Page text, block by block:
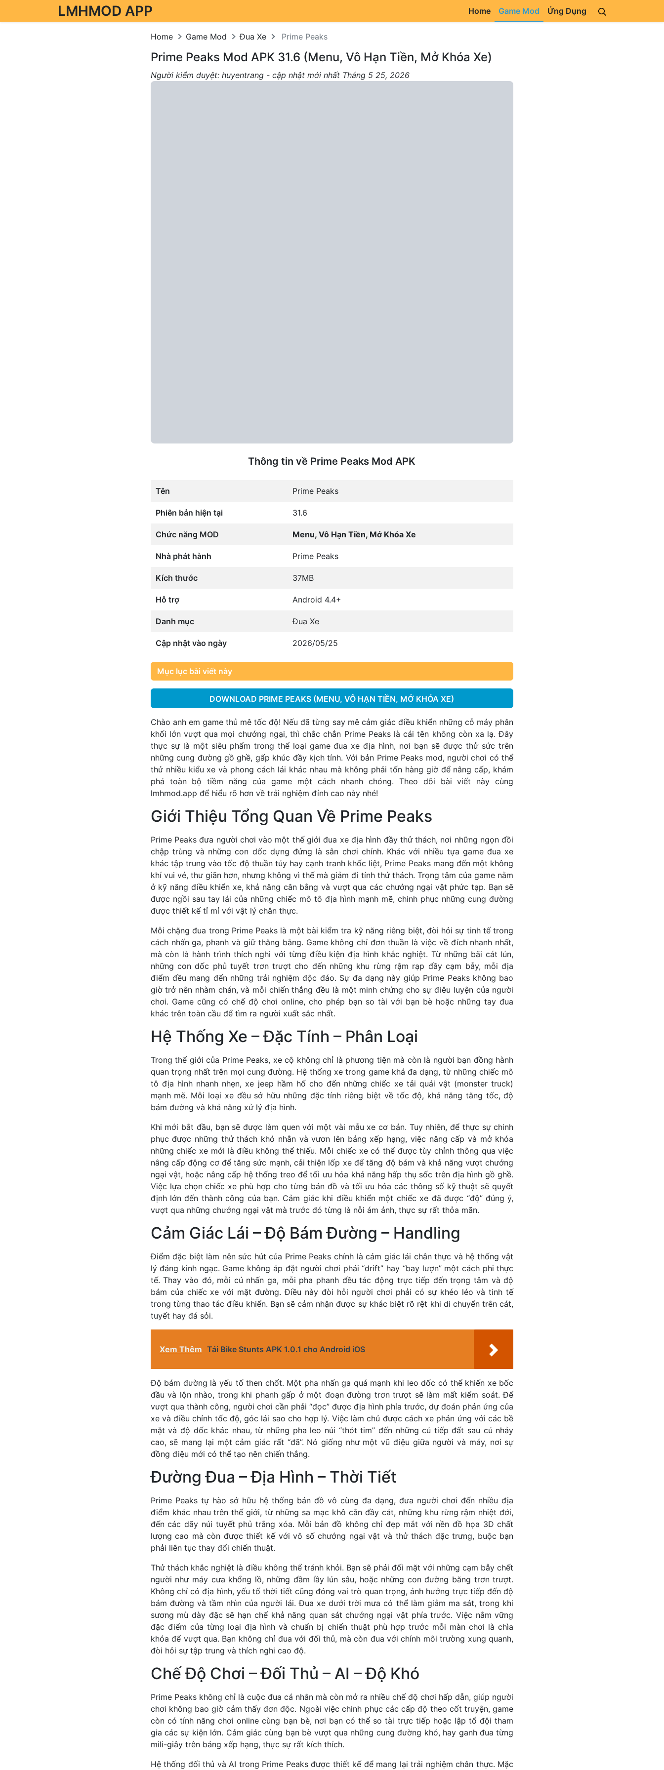
LMHMOD APP Home Game Mod Ứng Dụng
Home Game Mod Đua Xe Prime Peaks
Prime Peaks Mod APK 31.6 (Menu, Vô Hạn Tiền, Mở Khóa Xe)
Người kiểm duyệt: huyentrang - cập nhật mới nhất Tháng 5 25, 2026
Thông tin về Prime Peaks Mod APK
Tên Prime Peaks
Phiên bản hiện tại 31.6
Chức năng MOD Menu, Vô Hạn Tiền, Mở Khóa Xe
Nhà phát hành Prime Peaks
Kích thước 37MB
Hỗ trợ Android 4.4+
Danh mục Đua Xe
Cập nhật vào ngày 2026/05/25
Mục lục bài viết này
DOWNLOAD PRIME PEAKS (MENU, VÔ HẠN TIỀN, MỞ KHÓA XE)
Chào anh em game thủ mê tốc độ! Nếu đã từng say mê cảm giác điều khiển những cỗ máy phân
khối lớn vượt qua mọi chướng ngại, thì chắc chắn Prime Peaks là cái tên không còn xa lạ. Đây
thực sự là một siêu phẩm trong thể loại game đua xe địa hình, nơi bạn sẽ được thử sức trên
những cung đường gồ ghề, gấp khúc đầy kịch tính. Với bản Prime Peaks mod, người chơi có thể
thử nhiều kiểu xe và phong cách lái khác nhau mà không phải tốn hàng giờ để nâng cấp, khám
phá toàn bộ tiềm năng của game một cách nhanh chóng. Theo dõi bài viết này cùng
lmhmod.app để hiểu rõ hơn về trải nghiệm đỉnh cao này nhé!
Giới Thiệu Tổng Quan Về Prime Peaks
Prime Peaks đưa người chơi vào một thế giới đua xe địa hình đầy thử thách, nơi những ngọn đồi
chập trùng và những con dốc dựng đứng là sân chơi chính. Khác với nhiều tựa game đua xe
khác tập trung vào tốc độ thuần túy hay cạnh tranh khốc liệt, Prime Peaks mang đến một không
khí vui vẻ, thư giãn hơn, nhưng không vì thế mà giảm đi tính thử thách. Trọng tâm của game nằm
ở kỹ năng điều khiển xe, khả năng cân bằng và vượt qua các chướng ngại vật phức tạp. Bạn sẽ
được ngồi sau tay lái của những chiếc mô tô địa hình mạnh mẽ, chinh phục những cung đường
được thiết kế tỉ mỉ với vật lý chân thực.
Mỗi chặng đua trong Prime Peaks là một bài kiểm tra kỹ năng riêng biệt, đòi hỏi sự tinh tế trong
cách nhấn ga, phanh và giữ thăng bằng. Game không chỉ đơn thuần là việc về đích nhanh nhất,
mà còn là hành trình thích nghi với từng điều kiện địa hình khắc nghiệt. Từ những bãi cát lún,
những con dốc phủ tuyết trơn trượt cho đến những khu rừng rậm rạp đầy cạm bẫy, mỗi địa
điểm đều mang đến những trải nghiệm độc đáo. Sự đa dạng này giúp Prime Peaks không bao
giờ trở nên nhàm chán, và mỗi chiến thắng đều là một minh chứng cho sự điêu luyện của người
chơi. Game cũng có chế độ chơi online, cho phép bạn so tài với bạn bè hoặc những tay đua
khác trên toàn cầu để tìm ra người xuất sắc nhất.
Hệ Thống Xe – Đặc Tính – Phân Loại
Trong thế giới của Prime Peaks, xe cộ không chỉ là phương tiện mà còn là người bạn đồng hành
quan trọng nhất trên mọi cung đường. Hệ thống xe trong game khá đa dạng, từ những chiếc mô
tô địa hình nhanh nhẹn, xe jeep hầm hố cho đến những chiếc xe tải quái vật (monster truck)
mạnh mẽ. Mỗi loại xe đều sở hữu những đặc tính riêng biệt về tốc độ, khả năng tăng tốc, độ
bám đường và khả năng xử lý địa hình.
Khi mới bắt đầu, bạn sẽ được làm quen với một vài mẫu xe cơ bản. Tuy nhiên, để thực sự chinh
phục được những thử thách khó nhằn và vươn lên bảng xếp hạng, việc nâng cấp và mở khóa
những chiếc xe mới là điều không thể thiếu. Mỗi chiếc xe có thể được tùy chỉnh thông qua việc
nâng cấp động cơ để tăng sức mạnh, cải thiện lốp xe để tăng độ bám và khả năng vượt chướng
ngại vật, hoặc nâng cấp hệ thống treo để tối ưu hóa khả năng hấp thụ sốc trên địa hình gồ ghề.
Việc lựa chọn chiếc xe phù hợp cho từng bản đồ và tối ưu hóa các thông số kỹ thuật sẽ quyết
định lớn đến thành công của bạn. Cảm giác khi điều khiển một chiếc xe đã được “độ” đúng ý,
vượt qua những chướng ngại vật mà trước đó từng là nỗi ám ảnh, thực sự rất thỏa mãn.
Cảm Giác Lái – Độ Bám Đường – Handling
Điểm đặc biệt làm nên sức hút của Prime Peaks chính là cảm giác lái chân thực và hệ thống vật
lý đáng kinh ngạc. Game không áp đặt người chơi phải “drift” hay “bay lượn” một cách phi thực
tế. Thay vào đó, mỗi cú nhấn ga, mỗi pha phanh đều tác động trực tiếp đến trọng tâm và độ
bám của chiếc xe với mặt đường. Điều này đòi hỏi người chơi phải có sự khéo léo và tinh tế
trong từng thao tác điều khiển. Bạn sẽ cảm nhận được sự khác biệt rõ rệt khi di chuyển trên cát,
tuyết hay đá sỏi.
Xem Thêm Tải Bike Stunts APK 1.0.1 cho Android iOS
Độ bám đường là yếu tố then chốt. Một pha nhấn ga quá mạnh khi leo dốc có thể khiến xe bốc
đầu và lộn nhào, trong khi phanh gấp ở một đoạn đường trơn trượt sẽ làm mất kiểm soát. Để
vượt qua thành công, người chơi cần phải “đọc” được địa hình phía trước, dự đoán phản ứng của
xe và điều chỉnh tốc độ, góc lái sao cho hợp lý. Việc làm chủ được cách xe phản ứng với các bề
mặt và độ dốc khác nhau, từ những pha leo núi “thót tim” đến những cú tiếp đất sau cú nhảy
cao, sẽ mang lại một cảm giác rất “đã”. Nó giống như một vũ điệu giữa người và máy, nơi sự
đồng điệu mới có thể tạo nên chiến thắng.
Đường Đua – Địa Hình – Thời Tiết
Prime Peaks tự hào sở hữu hệ thống bản đồ vô cùng đa dạng, đưa người chơi đến nhiều địa
điểm khác nhau trên thế giới, từ những sa mạc khô cằn đầy cát, những khu rừng rậm nhiệt đới,
đến các dãy núi tuyết phủ trắng xóa. Mỗi bản đồ không chỉ đẹp mắt với nền đồ họa 3D chất
lượng cao mà còn được thiết kế với vô số chướng ngại vật và thử thách đặc trưng, buộc bạn
phải liên tục thay đổi chiến thuật.
Thử thách khắc nghiệt là điều không thể tránh khỏi. Bạn sẽ phải đối mặt với những cạm bẫy chết
người như máy cưa khổng lồ, những đầm lầy lún sâu, hoặc những con đường băng trơn trượt.
Không chỉ có địa hình, yếu tố thời tiết cũng đóng vai trò quan trọng, ảnh hưởng trực tiếp đến độ
bám đường và tầm nhìn của người lái. Đua xe dưới trời mưa có thể làm giảm ma sát, trong khi
sương mù dày đặc sẽ hạn chế khả năng quan sát chướng ngại vật phía trước. Việc nắm vững
đặc điểm của từng loại địa hình và chuẩn bị chiến thuật phù hợp trước mỗi màn chơi là chìa
khóa để vượt qua. Bạn không chỉ đua với đối thủ, mà còn đua với chính môi trường xung quanh,
đòi hỏi sự tập trung và thích nghi cao độ.
Chế Độ Chơi – Đối Thủ – AI – Độ Khó
Prime Peaks không chỉ là cuộc đua cá nhân mà còn mở ra nhiều chế độ chơi hấp dẫn, giúp người
chơi không bao giờ cảm thấy đơn độc. Ngoài việc chinh phục các cấp độ theo cốt truyện, game
còn có tính năng chơi online cùng bạn bè, nơi bạn có thể so tài trực tiếp hoặc lập tổ đội tham
gia các sự kiện lớn. Cảm giác cùng bạn bè vượt qua những cung đường khó, hay ganh đua từng
mili-giây trên bảng xếp hạng, thực sự rất kích thích.
Hệ thống đối thủ và AI trong Prime Peaks được thiết kế để mang lại trải nghiệm chân thực. Mặc